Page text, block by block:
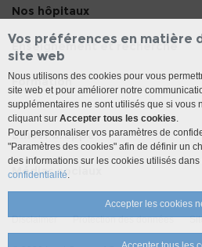
Nos hôpitaux
Enseignement et recherche
Formation
L'Insel Gruppe
Médias sociaux
Disclaimer Protection des données
Vos préférences en matière
site web
Nous utilisons des cookies pour vous
site web et pour améliorer notre
supplémentaires ne sont utilisés que si vous
cliquant sur Accepter tous les cookies.
Pour personnaliser vos paramètres de
"Paramètres des cookies" afin de définir un
des informations sur les cookies utilisés dans
confidentialité.
Accepter les cookies